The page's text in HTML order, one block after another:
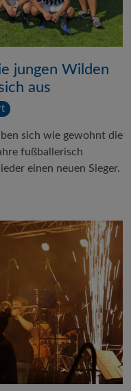
jungen Wilden
aus
sich wie gewohnt die
fußballerisch
einen neuen Sieger.